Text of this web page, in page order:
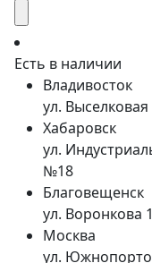
Есть в наличии
Владивосток
ул. Выселковая
Хабаровск
ул.
№18
Благовещенск
ул. Воронкова 1
Москва
ул.